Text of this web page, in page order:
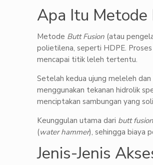
Apa Itu Metode
Metode Butt Fusion (atau
polietilena, seperti HDPE.
mencapai titik leleh tertentu.
Setelah kedua ujung meleleh
menggunakan tekanan hidrolik
menciptakan sambungan yang
Keunggulan utama dari butt fusion
(water hammer), sehingga biaya
Jenis-Jenis